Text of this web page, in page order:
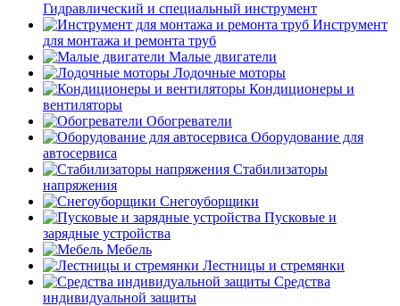
Гидравлический и специальный инструмент
Инструмент
для монтажа и ремонта труб
Малые двигатели
Лодочные моторы
Кондиционеры и
вентиляторы
Обогреватели
Оборудование для
автосервиса
Стабилизаторы
напряжения
Снегоуборщики
Пусковые и
зарядные устройства
Мебель
Лестницы и стремянки
Средства
индивидуальной защиты